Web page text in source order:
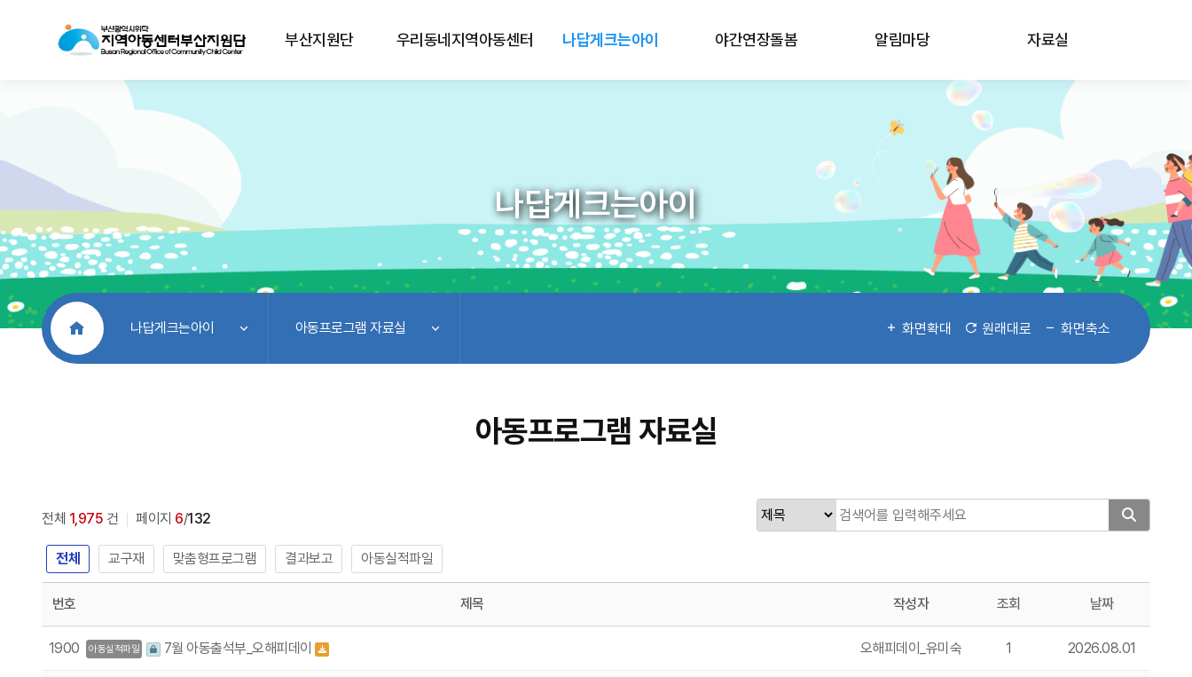
부산지원단 우리동네지역아동센터 나답게크는아이 야간연장돌봄 알림마당 자료실
나답게크는아이
처음으로나답게크는아이 아동프로그램 자료실 화면확대 원래대로 화면축소
아동프로그램 자료실
전체 1,975 건 페이지 6/132
전체 교구재 맞춤형프로그램 결과보고 아동실적파일
번호 제목 작성자 조회 날짜
1900 아동실적파일 7월 아동출석부_오해피데이 오해피데이_유미숙 1 2026.08.01